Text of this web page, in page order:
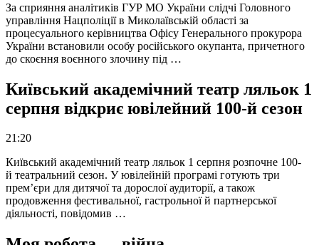
За сприяння аналітиків ГУР МО України слідчі Головного
управління Нацполіції в Миколаївській області за
процесуального керівництва Офісу Генерального прокурора
України встановили особу російського окупанта, причетного
до скоєння воєнного злочину під …
Київський академічний театр ляльок 1
серпня відкриє ювілейний 100-й сезон
21:20
Київський академічний театр ляльок 1 серпня розпочне 100-
й театральний сезон. У ювілейній програмі готують три
прем’єри для дитячої та дорослої аудиторії, а також
продовження фестивальної, гастрольної й партнерської
діяльності, повідомив …